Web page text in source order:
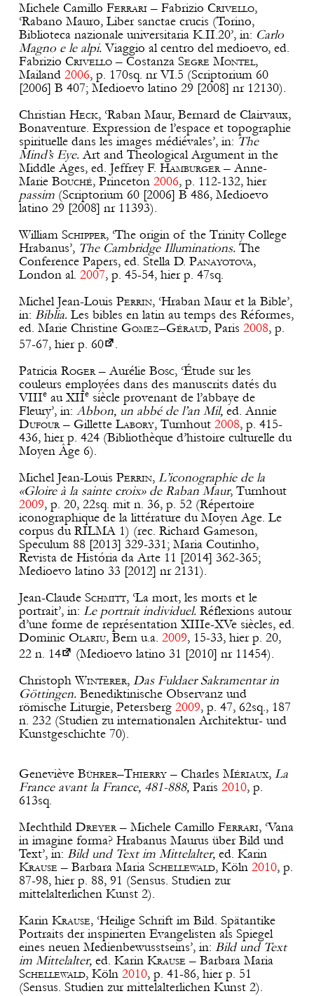
Michele Camillo Ferrari– Fabrizio Crivello,
‘Rabano Mauro, Liber sanctae crucis (Torino,
Biblioteca nazionale universitaria K.II.20’, in: Carlo
Magno e le alpi. Viaggio al centro del medioevo, ed.
Fabrizio Crivello– Costanza Segre Montel,
Mailand 2006, p. 170sq. nr VI.5 (Scriptorium 60
[2006] B 407; Medioevo latino 29 [2008] nr 12130).
Christian Heck, ‘Raban Maur, Bernard de Clairvaux,
Bonaventure. Expression de l’espace et topographie
spirituelle dans les images médiévales’, in: The
Mind’s Eye.Art and Theological Argument in the
Middle Ages, ed. Jeffrey F. Hamburger– Anne-
Marie Bouché, Princeton 2006, p. 112-132, hier
passim(Scriptorium 60 [2006] B 486, Medioevo
latino 29 [2008] nr 11393).
William Schipper, ‘The origin of the Trinity College
Hrabanus’, The Cambridge Illuminations. The
Conference Papers, ed. Stella D. Panayotova,
London al. 2007, p. 45-54, hier p. 47sq.
Michel Jean-Louis Perrin, ‘Hraban Maur et la Bible’,
in: Biblia. Les bibles en latin au temps des Réformes,
ed. Marie Christine Gomez–Géraud, Paris 2008, p.
57-67, hier p. 60
.
Patricia Roger– Aurélie Bosc, ‘Étude sur les
couleurs employées dans des manuscrits datés du
VIIIeau XIIesiècle provenant de l’abbaye de
Fleury’, in: Abbon, un abbé de l’an Mil, ed. Annie
Dufour– Gillette Labory, Turnhout 2008, p. 415-
436, hier p. 424 (Bibliothèque d’histoire culturelle du
Moyen Âge 6).
Michel Jean-Louis Perrin, L’iconographie de la
«Gloire à la sainte croix» de Raban Maur, Turnhout
2009, p. 20, 22sq. mit n. 36, p. 52 (Répertoire
iconographique de la littérature du Moyen Age. Le
corpus du RILMA 1) (rec. Richard Gameson,
Speculum 88 [2013] 329-331; Maria Coutinho,
Revista de História da Arte 11 [2014] 362-365;
Medioevo latino 33 [2012] nr 2131).
Jean-Claude Schmitt, ‘La mort, les morts et le
portrait’, in: Le portrait individuel. Réflexions autour
d’une forme de représentation XIIIe-XVe siècles, ed.
Dominic Olariu, Bern u.a. 2009, 15-33, hier p. 20,
22 n. 14
(Medioevo latino 31 [2010] nr 11454).
ChristophWinterer, Das Fuldaer Sakramentar in
Göttingen. Benediktinische Observanz und
römische Liturgie, Petersberg 2009, p. 47, 62sq., 187
n. 232 (Studien zu internationalen Architektur- und
Kunstgeschichte 70).
Geneviève Bührer–Thierry– Charles Mériaux, La
France avant la France, 481-888, Paris 2010, p.
613sq.
Mechthild Dreyer– Michele Camillo Ferrari, ‘Vana
in imagine forma? Hrabanus Maurus über Bild und
Text’, in: Bild und Text im Mittelalter, ed. Karin
Krause– Barbara Maria Schellewald, Köln 2010, p.
87-98, hier p. 88, 91 (Sensus. Studien zur
mittelalterlichen Kunst 2).
Karin Krause, ‘Heilige Schrift im Bild. Spätantike
Portraits der inspirierten Evangelisten als Spiegel
eines neuen Medienbewusstseins’, in: Bild und Text
im Mittelalter, ed. Karin Krause– Barbara Maria
Schellewald, Köln 2010, p. 41-86, hier p. 51
(Sensus. Studien zur mittelalterlichen Kunst 2).